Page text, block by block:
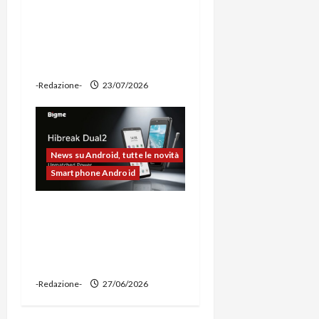
-Redazione- 23/07/2026
News su Android, tutte le novità
Smartphone Android
-Redazione- 27/06/2026